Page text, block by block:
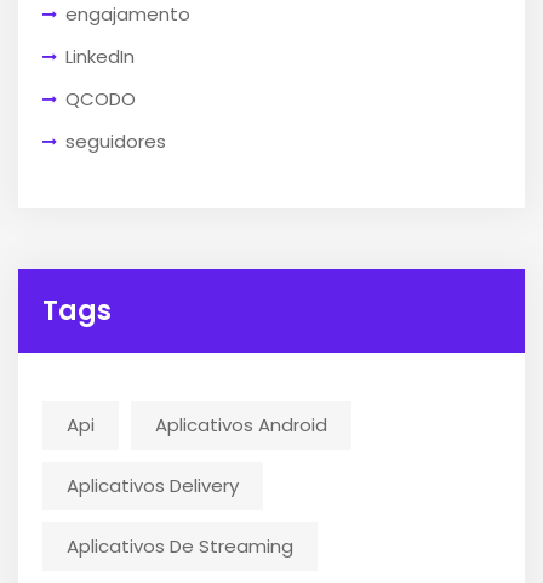
engajamento
LinkedIn
QCODO
seguidores
Tags
Api Aplicativos Android
Aplicativos Delivery
Aplicativos De Streaming